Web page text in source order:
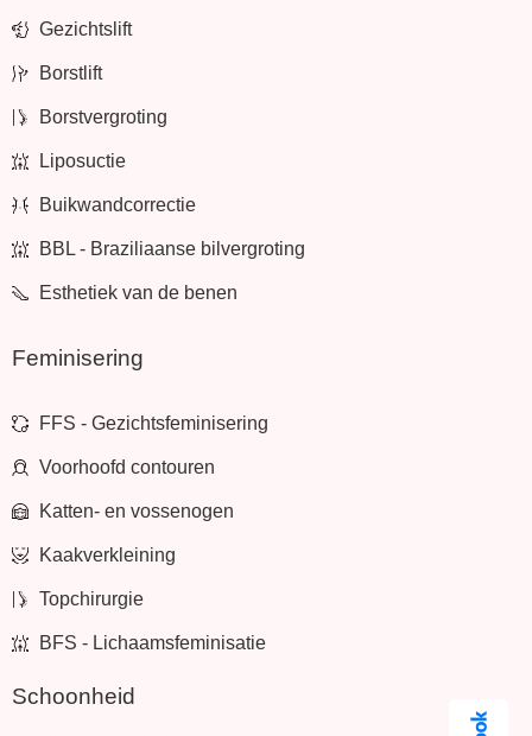
Gezichtslift
Borstlift
Borstvergroting
Liposuctie
Buikwandcorrectie
BBL - Braziliaanse bilvergroting
Esthetiek van de benen
Feminisering
FFS - Gezichtsfeminisering
Voorhoofd contouren
Katten- en vossenogen
Kaakverkleining
Topchirurgie
BFS - Lichaamsfeminisatie
Schoonheid